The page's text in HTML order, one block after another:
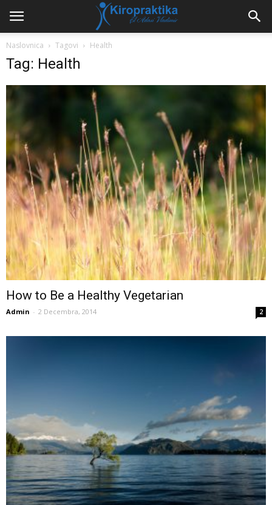
Naslovnica Tagovi Health
Tag: Health
How to Be a Healthy Vegetarian
Admin - 2 Decembra, 2014 2